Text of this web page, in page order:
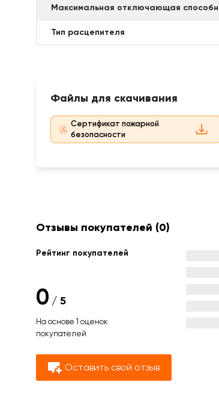
Максимальная отключающая
Тип расцепителя
Файлы для скачивания
Сертификат пожарной
безопасности
Отзывы покупателей (0)
Рейтинг покупателей
0 / 5
На основе 1 оценок
покупателей
Оставить свой отзыв